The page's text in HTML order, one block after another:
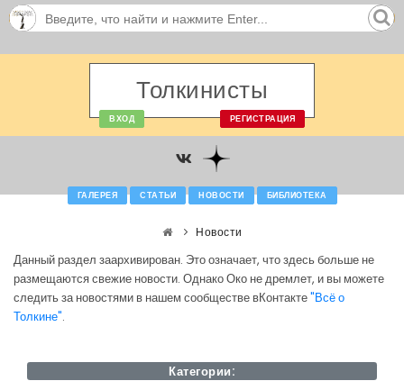
Толкинисты
ВХОД РЕГИСТРАЦИЯ
ГАЛЕРЕЯ СТАТЬИ НОВОСТИ БИБЛИОТЕКА
Новости
Данный раздел заархивирован. Это означает, что здесь больше не
размещаются свежие новости. Однако Око не дремлет, и вы можете
следить за новостями в нашем сообществе вКонтакте"Всё о
Толкине".
Категории: